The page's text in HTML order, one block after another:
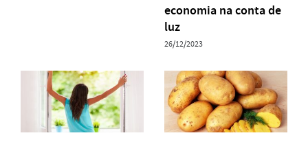
economia na conta de
luz
26/12/2023